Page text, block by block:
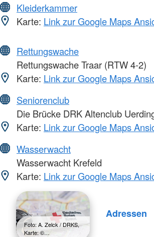
Kleiderkammer
Karte: Link zur Google Maps
Rettungswache
Rettungswache Traar (RTW 4-2)
Karte: Link zur Google Maps
Seniorenclub
Die Brücke DRK Altenclub
Karte: Link zur Google Maps
Wasserwacht
Wasserwacht Krefeld
Karte: Link zur Google Maps
Foto: A. Zelck / DRKS,
Karte: ©…
Adressen